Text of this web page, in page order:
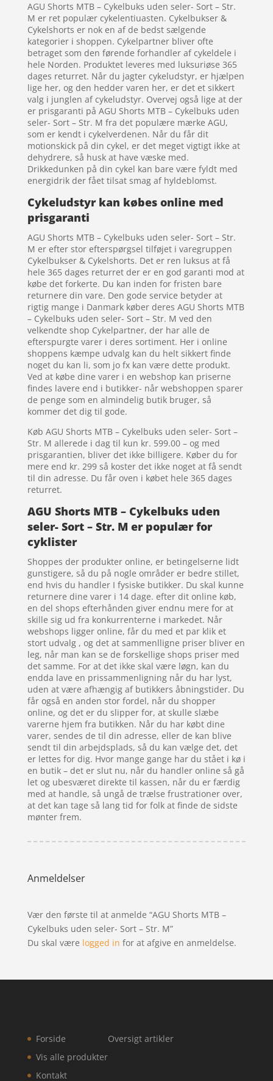
AGU Shorts MTB – Cykelbuks uden seler- Sort – Str.
M er ret populær cykelentiuasten. Cykelbukser &
Cykelshorts er nok en af de bedst sælgende
kategorier i shoppen. Cykelpartner bliver ofte
betraget som den førende forhandler af cykeldele i
hele Norden. Produktet leveres med luksuriøse 365
dages returret. Når du jagter cykeludstyr, er hjælpen
lige her, og den hedder varen her, er det et sikkert
valg i junglen af cykeludstyr. Overvej også lige at der
er prisgaranti på AGU Shorts MTB – Cykelbuks uden
seler- Sort – Str. M fra det populære mærke AGU,
som er kendt i cykelverdenen. Når du får dit
motionskick på din cykel, er det meget vigtigt ikke at
dehydrere, så husk at have væske med.
Drikkedunken på din cykel kan bare være fyldt med
energidrik der fået tilsat smag af hyldeblomst.
Cykeludstyr kan købes online med
prisgaranti
AGU Shorts MTB – Cykelbuks uden seler- Sort – Str.
M er efter stor efterspørgsel tilføjet i varegruppen
Cykelbukser & Cykelshorts. Det er ren luksus at få
hele 365 dages returret der er en god garanti mod at
købe det forkerte. Du kan inden for fristen bare
returnere din vare. Den gode service betyder at
rigtig mange i Danmark køber deres AGU Shorts MTB
– Cykelbuks uden seler- Sort – Str. M ved den
velkendte shop Cykelpartner, der har alle de
efterspurgte varer i deres sortiment. Her i online
shoppens kæmpe udvalg kan du helt sikkert finde
noget du kan li, som jo fx kan være dette produkt.
Ved at købe dine varer i en webshop kan priserne
findes lavere end i butikker- når webshoppen sparer
de penge som en almindelig butik bruger, så
kommer det dig til gode.
Køb AGU Shorts MTB – Cykelbuks uden seler- Sort –
Str. M allerede i dag til kun kr. 599.00 – og med
prisgarantien, bliver det ikke billigere. Køber du for
mere end kr. 299 så koster det ikke noget at få sendt
til din adresse. Du får oven i købet hele 365 dages
returret.
AGU Shorts MTB – Cykelbuks uden
seler- Sort – Str. M er populær for
cyklister
Shoppes der produkter online, er betingelserne lidt
gunstigere, så du på nogle områder er bedre stillet,
end hvis du handler I fysiske butikker. Du skal kunne
returnere dine varer i 14 dage. efter dit online køb,
en del shops efterhånden giver endnu mere for at
skille sig ud fra konkurrenterne i markedet. Når
webshops ligger online, får du med et par klik et
stort udvalg , og det at sammenlligne priser bliver en
leg, når man kan se de forskellige shops priser med
det samme. For at det ikke skal være løgn, kan du
endda lave en prissammenligning når du har lyst,
uden at være afhængig af butikkers åbningstider. Du
får også en anden stor fordel, når du shopper
online, og det er du slipper for, at skulle slæbe
varerne hjem fra butikken. Når du har købt dine
varer, sendes de til din adresse, eller de kan blive
sendt til din arbejdsplads, så du kan vælge det, det
er lettes for dig. Hvor mange gange har du stået i kø i
en butik – det er slut nu, når du handler online så gå
let og ubesværet direkte til kassen, når du er færdig
med at handle, så ungå de trælse frustrationer over,
at det kan tage så lang tid for folk at finde de sidste
mønter frem.
Anmeldelser
Vær den første til at anmelde “AGU Shorts MTB –
Cykelbuks uden seler- Sort – Str. M”
Du skal være logged in for at afgive en anmeldelse.
Forside
Vis alle produkter
Kontakt
Oversigt artikler